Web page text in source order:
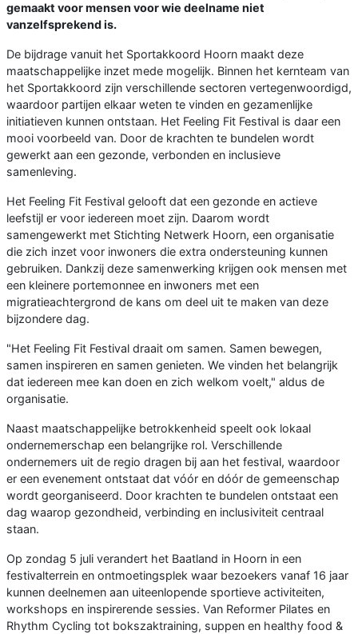
gemaakt voor mensen voor wie deelname niet
vanzelfsprekend is.
De bijdrage vanuit het Sportakkoord Hoorn maakt deze
maatschappelijke inzet mede mogelijk. Binnen het kernteam van
het Sportakkoord zijn verschillende sectoren vertegenwoordigd,
waardoor partijen elkaar weten te vinden en gezamenlijke
initiatieven kunnen ontstaan. Het Feeling Fit Festival is daar een
mooi voorbeeld van. Door de krachten te bundelen wordt
gewerkt aan een gezonde, verbonden en inclusieve
samenleving.
Het Feeling Fit Festival gelooft dat een gezonde en actieve
leefstijl er voor iedereen moet zijn. Daarom wordt
samengewerkt met Stichting Netwerk Hoorn, een organisatie
die zich inzet voor inwoners die extra ondersteuning kunnen
gebruiken. Dankzij deze samenwerking krijgen ook mensen met
een kleinere portemonnee en inwoners met een
migratieachtergrond de kans om deel uit te maken van deze
bijzondere dag.
"Het Feeling Fit Festival draait om samen. Samen bewegen,
samen inspireren en samen genieten. We vinden het belangrijk
dat iedereen mee kan doen en zich welkom voelt," aldus de
organisatie.
Naast maatschappelijke betrokkenheid speelt ook lokaal
ondernemerschap een belangrijke rol. Verschillende
ondernemers uit de regio dragen bij aan het festival, waardoor
er een evenement ontstaat dat vóór en dóór de gemeenschap
wordt georganiseerd. Door krachten te bundelen ontstaat een
dag waarop gezondheid, verbinding en inclusiviteit centraal
staan.
Op zondag 5 juli verandert het Baatland in Hoorn in een
festivalterrein en ontmoetingsplek waar bezoekers vanaf 16 jaar
kunnen deelnemen aan uiteenlopende sportieve activiteiten,
workshops en inspirerende sessies. Van Reformer Pilates en
Rhythm Cycling tot bokszaktraining, suppen en healthy food &